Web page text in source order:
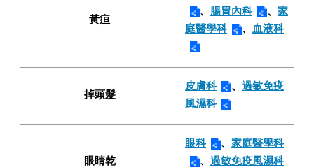
黃疸
、 腸胃內科 、 家
庭醫學科
、 血液科
掉頭髮
皮膚科 、 過敏免疫
風濕科
眼睛乾
眼科 、 家庭醫學科
、 過敏免疫風濕科